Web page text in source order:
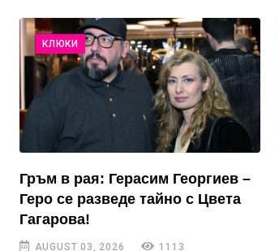
КЛЮКИ
Гръм в рая: Герасим Георгиев –
Геро се разведе тайно с Цвета
Гагарова!
AUGUST 03, 2026 1113